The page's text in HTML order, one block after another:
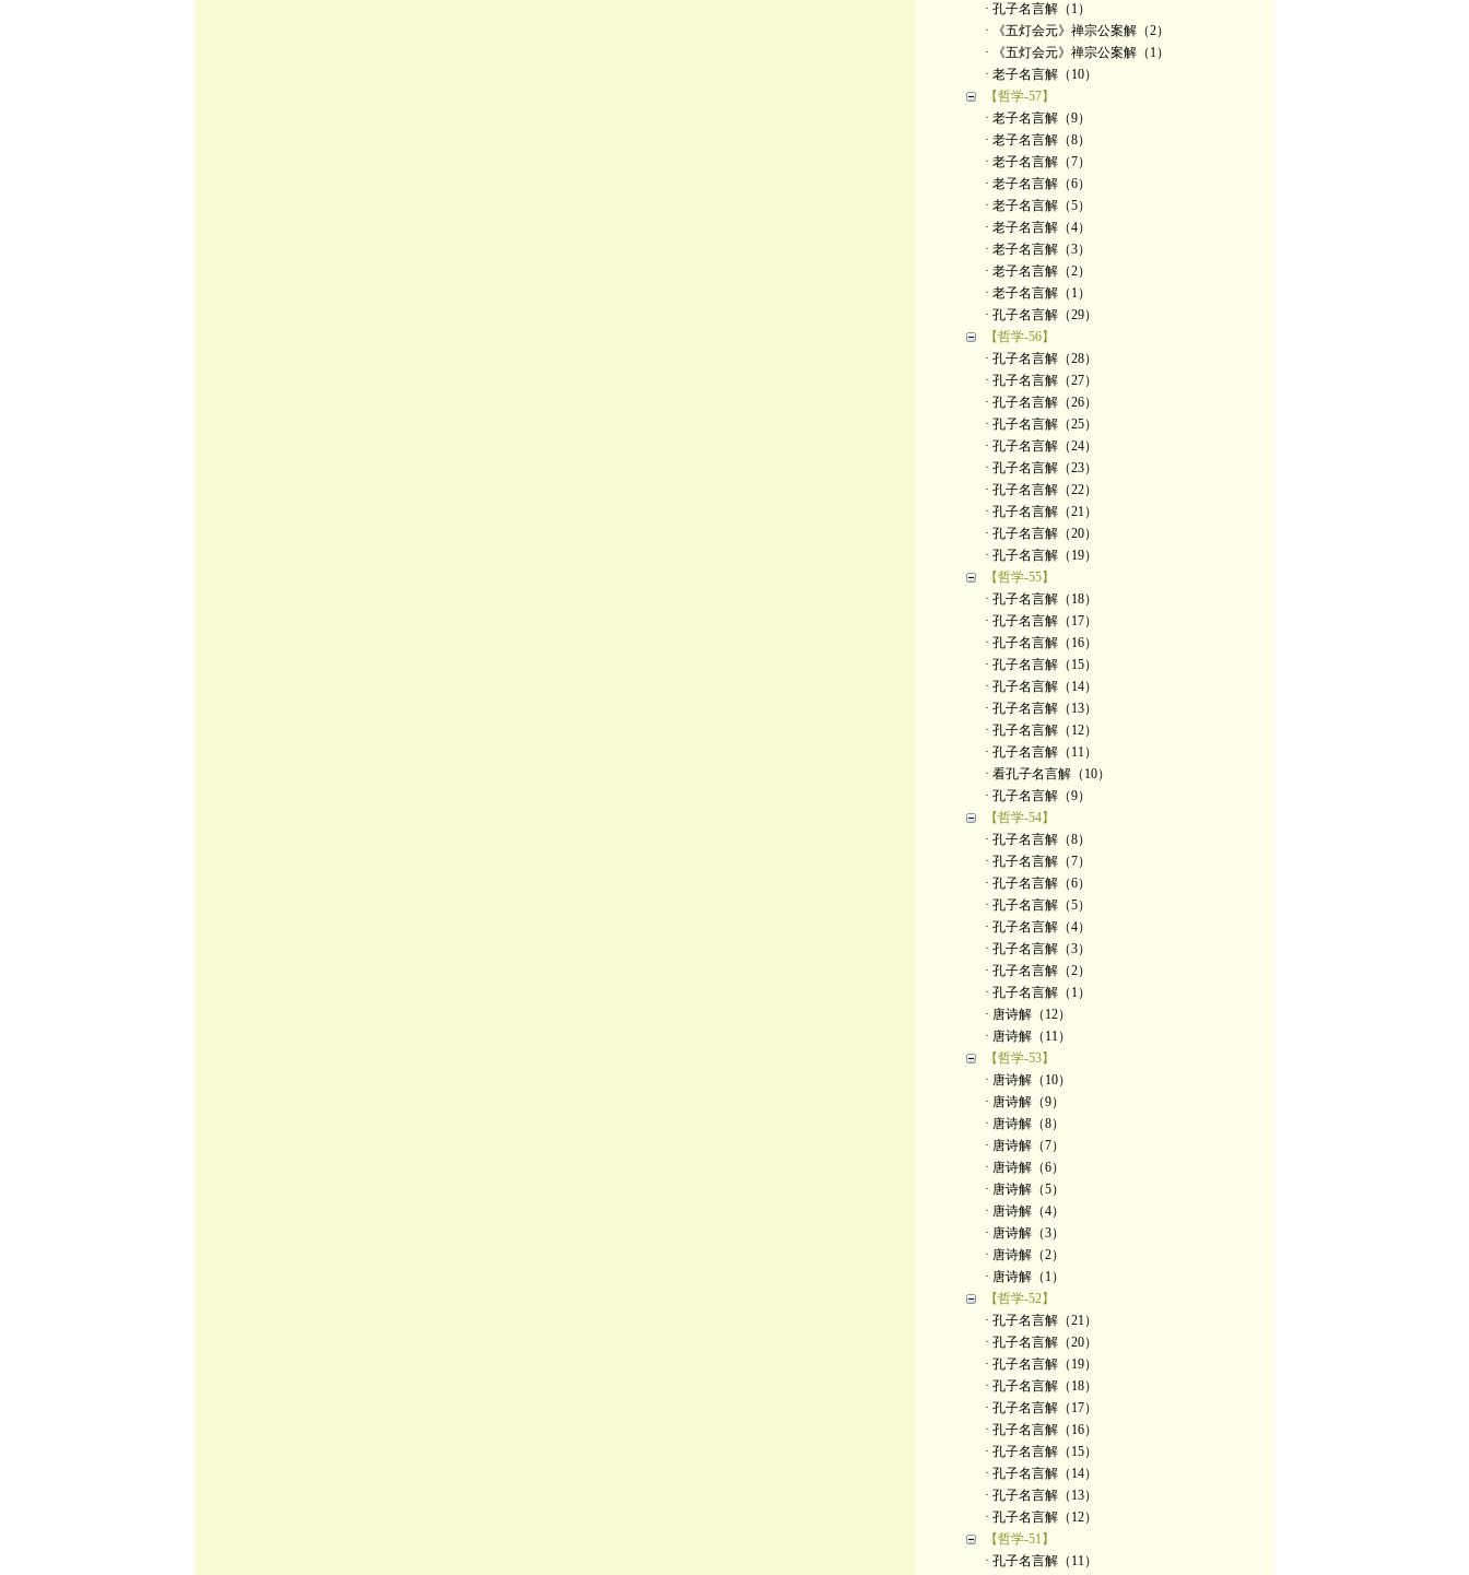
· 孔子名言解（1）
· 《五灯会元》禅宗公案解（2）
· 《五灯会元》禅宗公案解（1）
· 老子名言解（10）
【哲学-57】
· 老子名言解（9）
· 老子名言解（8）
· 老子名言解（7）
· 老子名言解（6）
· 老子名言解（5）
· 老子名言解（4）
· 老子名言解（3）
· 老子名言解（2）
· 老子名言解（1）
· 孔子名言解（29）
【哲学-56】
· 孔子名言解（28）
· 孔子名言解（27）
· 孔子名言解（26）
· 孔子名言解（25）
· 孔子名言解（24）
· 孔子名言解（23）
· 孔子名言解（22）
· 孔子名言解（21）
· 孔子名言解（20）
· 孔子名言解（19）
【哲学-55】
· 孔子名言解（18）
· 孔子名言解（17）
· 孔子名言解（16）
· 孔子名言解（15）
· 孔子名言解（14）
· 孔子名言解（13）
· 孔子名言解（12）
· 孔子名言解（11）
· 看孔子名言解（10）
· 孔子名言解（9）
【哲学-54】
· 孔子名言解（8）
· 孔子名言解（7）
· 孔子名言解（6）
· 孔子名言解（5）
· 孔子名言解（4）
· 孔子名言解（3）
· 孔子名言解（2）
· 孔子名言解（1）
· 唐诗解（12）
· 唐诗解（11）
【哲学-53】
· 唐诗解（10）
· 唐诗解（9）
· 唐诗解（8）
· 唐诗解（7）
· 唐诗解（6）
· 唐诗解（5）
· 唐诗解（4）
· 唐诗解（3）
· 唐诗解（2）
· 唐诗解（1）
【哲学-52】
· 孔子名言解（21）
· 孔子名言解（20）
· 孔子名言解（19）
· 孔子名言解（18）
· 孔子名言解（17）
· 孔子名言解（16）
· 孔子名言解（15）
· 孔子名言解（14）
· 孔子名言解（13）
· 孔子名言解（12）
【哲学-51】
· 孔子名言解（11）